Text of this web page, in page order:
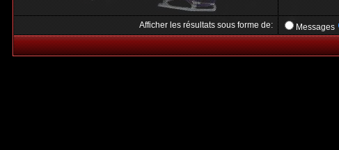
Afficher les résultats sous forme de:
Messages